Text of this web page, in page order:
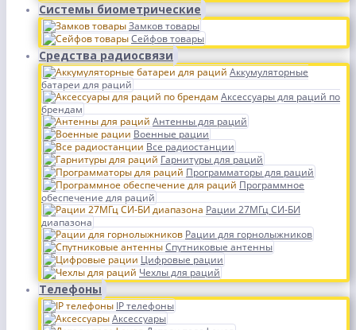
Системы биометрические
Замков товары
Сейфов товары
Средства радиосвязи
Аккумуляторные
батареи для раций
Аксессуары для раций по
брендам
Антенны для раций
Военные рации
Все радиостанции
Гарнитуры для раций
Программаторы для раций
Программное
обеспечение для раций
Рации 27МГц СИ-БИ
диапазона
Рации для горнолыжников
Спутниковые антенны
Цифровые рации
Чехлы для раций
Телефоны
IP телефоны
Аксессуары